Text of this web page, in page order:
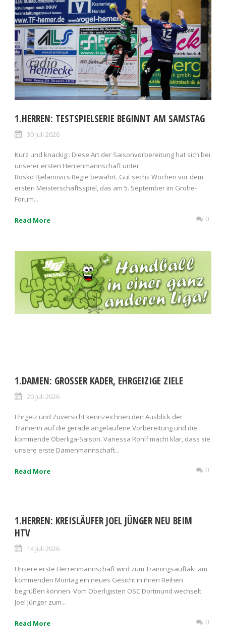
1.HERREN: TESTSPIELSERIE BEGINNT AM SAMSTAG
30 Juli 2026
Kurz und knackig:: Diese Art der Saisonvorbereitung hat sich bei
unserer ersten Herrenmannschaft unter
Bosko Bjelanovics Regie bewährt. Gut sechs Wochen vor dem
ersten Meisterschaftsspiel, das am 5. September im Grohe-
Forum...
Read More 0
1.DAMEN: GROSSER KADER, EHRGEIZIGE ZIELE
20 Juli 2026
Ehrgeiz und Zuversicht kennzeichnen den Ausblick der
Trainerin auf die gerade angelaufene Vorbereitung und die
kommende Oberliga-Saison. Vanessa Rohlf macht klar, dass sie
unsere erste Damenmannschaft...
Read More 0
1.HERREN: KREISLÄUFER JOEL JÜNGER NEU BEIM
HTV
14 Juli 2026
Unsere erste Herrenmannschaft wird zum Trainingsauftakt am
kommenden Montag ein neues Gesicht in ihren Reihen
begrüßen können. Vom Oberligisten OSC Dortmund wechselt
Joel Jünger zum...
Read More 0